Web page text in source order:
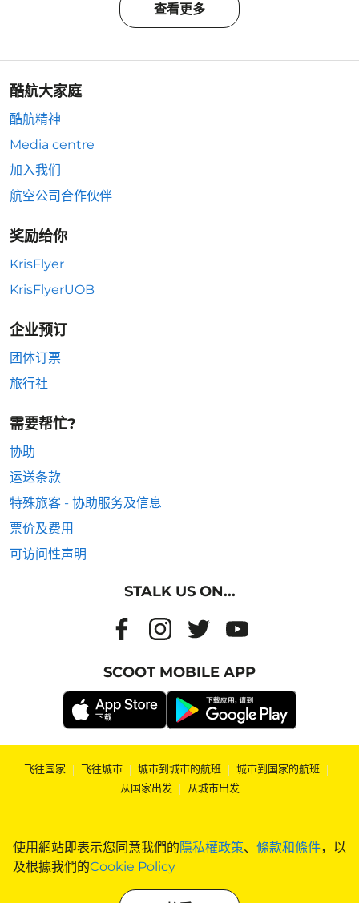
使用網站即表示您同意我們的隱私權政策、 條款和條件，以
及根據我們的Cookie Policy
查看更多
酷航大家庭
酷航精神
Media centre
加入我们
航空公司合作伙伴
奖励给你
KrisFlyer
KrisFlyerUOB
企业预订
团体订票
旅行社
需要帮忙?
协助
运送条款
特殊旅客 - 协助服务及信息
票价及费用
可访问性声明
STALK US ON...
SCOOT MOBILE APP
飞往国家 | 飞往城市 | 城市到城市的航班 | 城市到国家的航班 |
从国家出发 | 从城市出发